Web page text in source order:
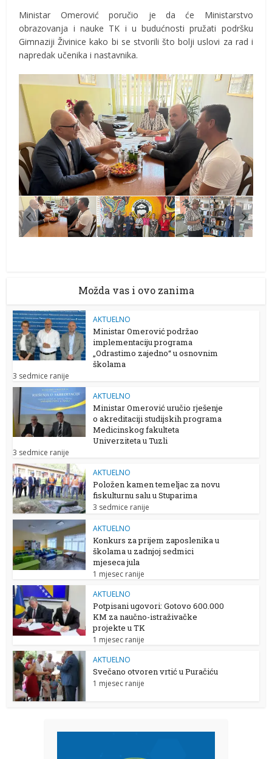
Ministar Omerović poručio je da će Ministarstvo
obrazovanja i nauke TK i u budućnosti pružati podršku
Gimnaziji Živinice kako bi se stvorili što bolji uslovi za rad i
napredak učenika i nastavnika.
Možda vas i ovo zanima
AKTUELNO
Ministar Omerović podržao
implementaciju programa
„Odrastimo zajedno“ u osnovnim
školama
3 sedmice ranije
AKTUELNO
Ministar Omerović uručio rješenje
o akreditaciji studijskih programa
Medicinskog fakulteta
Univerziteta u Tuzli
3 sedmice ranije
AKTUELNO
Položen kamen temeljac za novu
fiskulturnu salu u Stuparima
3 sedmice ranije
AKTUELNO
Konkurs za prijem zaposlenika u
školama u zadnjoj sedmici
mjeseca jula
1 mjesec ranije
AKTUELNO
Potpisani ugovori: Gotovo 600.000
KM za naučno-istraživačke
projekte u TK
1 mjesec ranije
AKTUELNO
Svečano otvoren vrtić u Puračiću
1 mjesec ranije